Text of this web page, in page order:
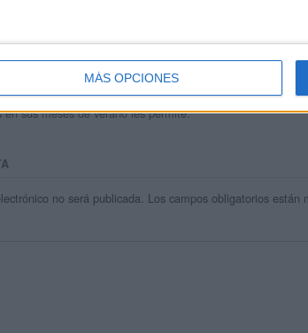
MÁS OPCIONES
orientacionandujar
Andújar no es solo un blog, es la apuesta personal de dos
además de ser pareja, son los encargados de los
y en el cual, vuelcan la mayor parte del tiempo, que
en sus meses de verano les permite.
no será publicada. Los campos obligatorios están